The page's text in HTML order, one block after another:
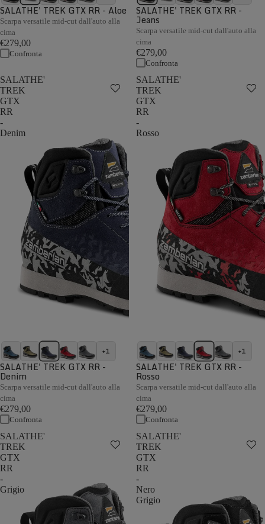
SALATHE' TREK GTX RR - Aloe
Scarpa versatile mid-cut dall'auto alla
cima
€279,00
Confronta
SALATHE' TREK GTX RR -
Jeans
Scarpa versatile mid-cut dall'auto alla
cima
€279,00
Confronta
SALATHE'
TREK
GTX
RR
-
Denim
+1
SALATHE' TREK GTX RR -
Denim
Scarpa versatile mid-cut dall'auto alla
cima
€279,00
Confronta
SALATHE'
TREK
GTX
RR
-
Rosso
+1
SALATHE' TREK GTX RR -
Rosso
Scarpa versatile mid-cut dall'auto alla
cima
€279,00
Confronta
SALATHE'
TREK
GTX
RR
-
Grigio
SALATHE'
TREK
GTX
RR
-
Nero
Grigio